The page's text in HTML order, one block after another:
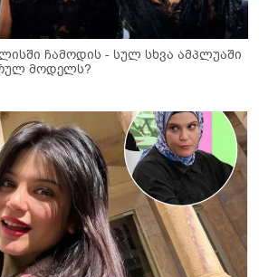
ჩამოდის - სულ სხვა ამპლუაში
მოდელს?